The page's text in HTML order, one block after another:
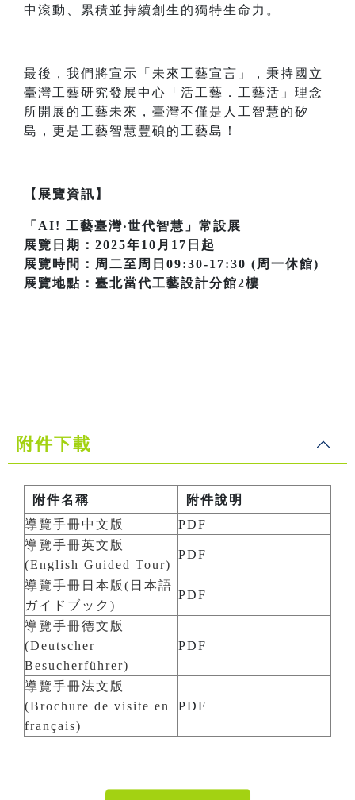
中滾動、累積並持續創生的獨特生命力。
最後，我們將宣示「未來工藝宣言」，秉持國立
臺灣工藝研究發展中心「活工藝．工藝活」理念
所開展的工藝未來，臺灣不僅是人工智慧的矽
島，更是工藝智慧豐碩的工藝島！
【展覽資訊】
「AI! 工藝臺灣‧世代智慧」常設展
展覽日期：2025年10月17日起
展覽時間：周二至周日09:30-17:30 (周一休館)
展覽地點：臺北當代工藝設計分館2樓
附件下載
附件名稱
附件說明
導覽手冊中文版
PDF
導覽手冊英文版
(English Guided Tour)
PDF
導覽手冊日本版(日本語
ガイドブック)
PDF
導覽手冊德文版
(Deutscher
Besucherführer)
PDF
導覽手冊法文版
(Brochure de visite en
français)
PDF